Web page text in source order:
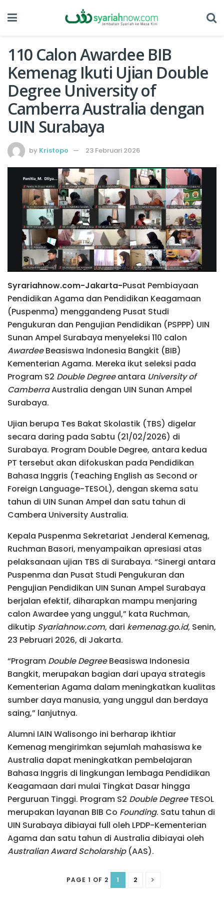
110 Calon Awardee BIB
Kemenag Ikuti Ujian Double
Degree University of
Camberra Australia dengan
UIN Surabaya
by Kristopo 23 Februari 2026
Syrariahnow.com-Jakarta-Pusat Pembiayaan
Pendidikan Agama dan Pendidikan Keagamaan
(Puspenma) menggandeng Pusat Studi
Pengukuran dan Pengujian Pendidikan (PSPPP) UIN
Sunan Ampel Surabaya menyeleksi 110 calon
AwardeeBeasiswa Indonesia Bangkit (BIB)
Kementerian Agama. Mereka ikut seleksi pada
Program S2 Double Degreeantara University of
CamberraAustralia dengan UIN Sunan Ampel
Surabaya.
Ujian berupa Tes Bakat Skolastik (TBS) digelar
secara daring pada Sabtu (21/02/2026) di
Surabaya. Program Double Degree, antara kedua
PT tersebut akan difokuskan pada Pendidikan
Bahasa Inggris (Teaching English as Second or
Foreign Language-TESOL), dengan skema satu
tahun di UIN Sunan Ampel dan satu tahun di
Cambera University Australia.
Kepala Puspenma Sekretariat Jenderal Kemenag,
Ruchman Basori, menyampaikan apresiasi atas
pelaksanaan ujian TBS di Surabaya. “Sinergi antara
Puspenma dan Pusat Studi Pengukuran dan
Pengujian Pendidikan UIN Sunan Ampel Surabaya
berjalan efektif, diharapkan mampu menjaring
calon Awardee yang unggul,” kata Ruchman,
dikutip Syariahnow.com, dari kemenag.go.id, Senin,
23 Pebruari 2026, di Jakarta.
“Program Double DegreeBeasiswa Indonesia
Bangkit, merupakan bagian dari upaya strategis
Kementerian Agama dalam meningkatkan kualitas
sumber daya manusia, yang unggul dan berdaya
saing,” lanjutnya.
Alumni IAIN Walisongo ini berharap ikhtiar
Kemenag mengirimkan sejumlah mahasiswa ke
Australia dapat meningkatkan pembelajaran
Bahasa Inggris di lingkungan lembaga Pendidikan
Keagamaan dari mulai Tingkat Dasar hingga
Perguruan Tinggi. Program S2 Double DegreeTESOL
merupakan layanan BIB Co Founding. Satu tahun di
UIN Surabaya dibiayai full oleh LPDP-Kementerian
Agama dan satu tahun di Australia dibiayai oleh
Australian Award Scholarship(AAS).
PAGE 1 OF 2 1 2